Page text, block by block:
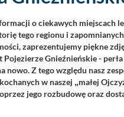
W listopadowej aurze
Czerniejewo
16.11 / 28 zdjęć / 1354 / W
o ciekawych miejscach
tego regionu i
zaprezentujemy piękne
Gnieźnieńskie -
Z tego względu nasz
w naszej „małej
jego rozbudowę oraz